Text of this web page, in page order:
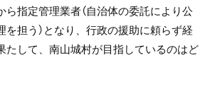
指定管理業者（自治体の委託により公
担う）となり、行政の援助に頼らず経
たして、南山城村が目指しているのはど